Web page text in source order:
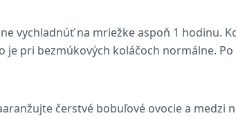
vychladnúť na mriežke aspoň 1 hodinu.
je pri bezmúkových koláčoch normálne.
čerstvé bobuľové ovocie a medzi